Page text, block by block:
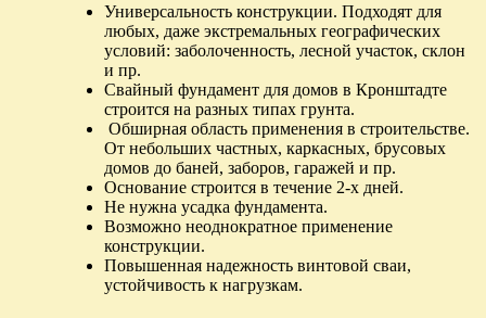
Универсальность конструкции. Подходят для
любых, даже экстремальных географических
условий: заболоченность, лесной участок, склон
и пр.
Свайный фундамент для домов в Кронштадте
строится на разных типах грунта.
Обширная область применения в строительстве.
От небольших частных, каркасных, брусовых
домов до баней, заборов, гаражей и пр.
Основание строится в течение 2-х дней.
Не нужна усадка фундамента.
Возможно неоднократное применение
конструкции.
Повышенная надежность винтовой сваи,
устойчивость к нагрузкам.